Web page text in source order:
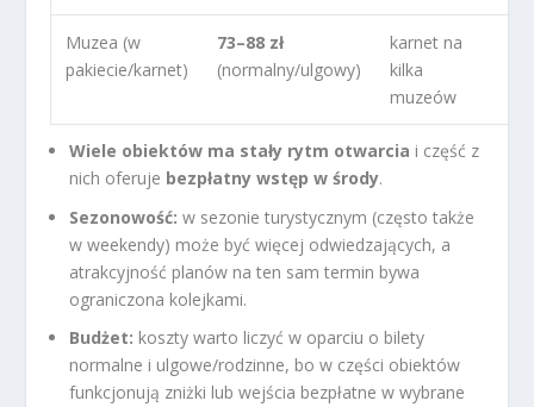
Muzea (w
pakiecie/karnet)
73–88 zł
(normalny/ulgowy)
karnet na
kilka
muzeów
Wiele obiektów ma stały rytm otwarcia i część z
nich oferuje bezpłatny wstęp w środy.
Sezonowość: w sezonie turystycznym (często także
w weekendy) może być więcej odwiedzających, a
atrakcyjność planów na ten sam termin bywa
ograniczona kolejkami.
Budżet: koszty warto liczyć w oparciu o bilety
normalne i ulgowe/rodzinne, bo w części obiektów
funkcjonują zniżki lub wejścia bezpłatne w wybrane